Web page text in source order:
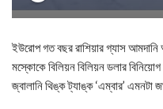
ইউরোপ গত বছর রাশিয়ার গ্যাস
মস্কোকে বিলিয়ন বিলিয়ন ডলার বিনিয়োগ
জ্বালানি থিঙ্ক ট্যাঙ্ক ‘এম্বার’ এমনটা